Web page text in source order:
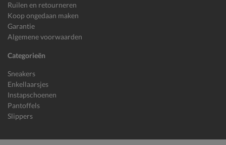
Ruilen en retourneren
Koop ongedaan maken
Garantie
Algemene voorwaarden
Categorieën
Sneakers
Enkellaarsjes
Instapschoenen
Pantoffels
Slippers